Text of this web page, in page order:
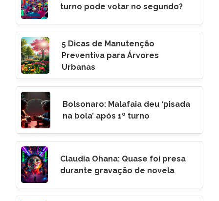
turno pode votar no segundo?
5 Dicas de Manutenção
Preventiva para Árvores
Urbanas
Bolsonaro: Malafaia deu ‘pisada
na bola’ após 1º turno
Claudia Ohana: Quase foi presa
durante gravação de novela